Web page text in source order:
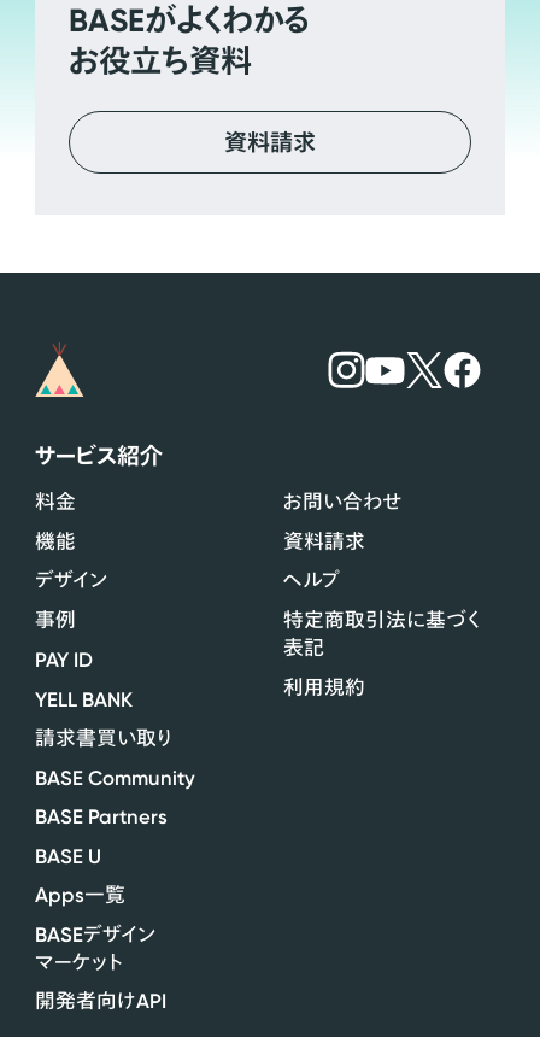
BASEがよくわかる
お役立ち資料
資料請求
サービス紹介
料金
機能
デザイン
事例
PAY ID
YELL BANK
請求書買い取り
BASE Community
BASE Partners
BASE U
Apps一覧
BASEデザイン
マーケット
開発者向けAPI
お問い合わせ
資料請求
ヘルプ
特定商取引法に基づく
表記
利用規約